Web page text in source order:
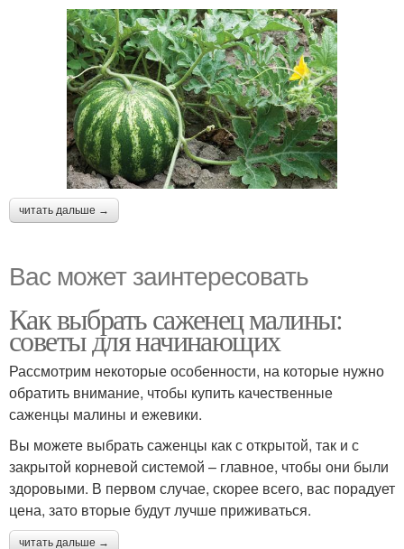
читать дальше →
Вас может заинтересовать
Как выбрать саженец малины:
советы для начинающих
Рассмотрим некоторые особенности, на которые нужно
обратить внимание, чтобы купить качественные
саженцы малины и ежевики.
Вы можете выбрать саженцы как с открытой, так и с
закрытой корневой системой – главное, чтобы они были
здоровыми. В первом случае, скорее всего, вас порадует
цена, зато вторые будут лучше приживаться.
читать дальше →